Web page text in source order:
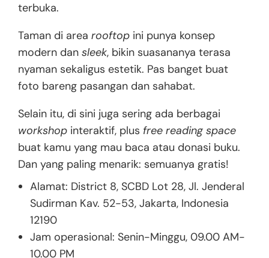
terbuka.
Taman di area rooftop ini punya konsep
modern dan sleek, bikin suasananya terasa
nyaman sekaligus estetik. Pas banget buat
foto bareng pasangan dan sahabat.
Selain itu, di sini juga sering ada berbagai
workshop interaktif, plus free reading space
buat kamu yang mau baca atau donasi buku.
Dan yang paling menarik: semuanya gratis!
Alamat: District 8, SCBD Lot 28, Jl. Jenderal
Sudirman Kav. 52-53, Jakarta, Indonesia
12190
Jam operasional: Senin-Minggu, 09.00 AM-
10.00 PM